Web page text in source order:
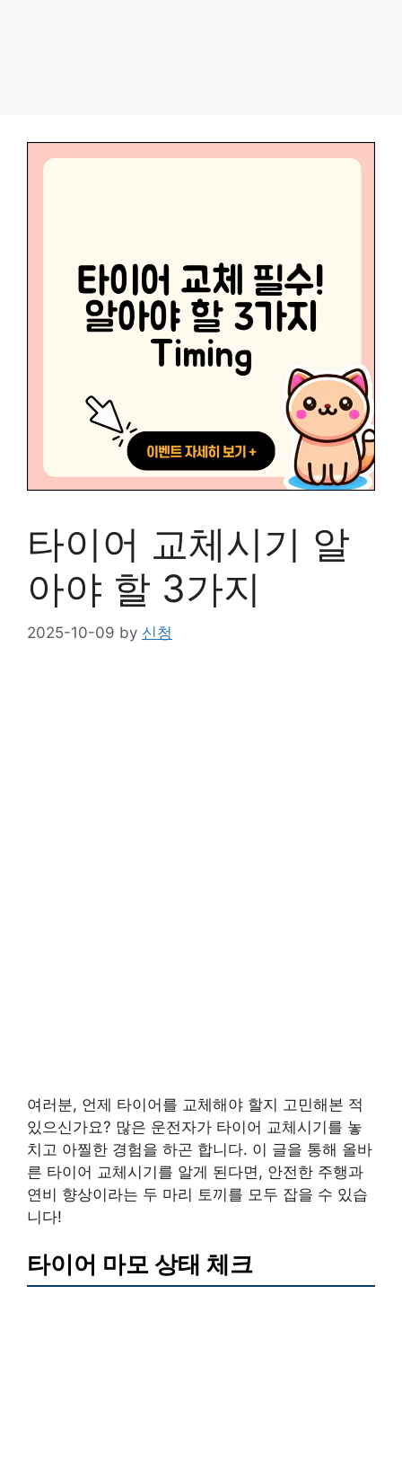
타이어 교체시기 알
아야 할 3가지
2025-10-09 by 신청
여러분, 언제 타이어를 교체해야 할지 고민해본 적
있으신가요? 많은 운전자가 타이어 교체시기를 놓
치고 아찔한 경험을 하곤 합니다. 이 글을 통해 올바
른 타이어 교체시기를 알게 된다면, 안전한 주행과
연비 향상이라는 두 마리 토끼를 모두 잡을 수 있습
니다!
타이어 마모 상태 체크